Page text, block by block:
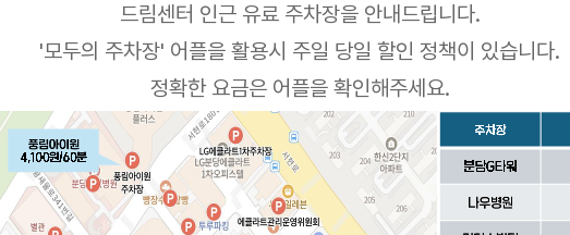
드림센터 인근 유료 주차장을 안내드립니다.
'모두의 주차장' 어플을 활용시 주일 당일 할인 정책이 있습니다.
정확한 요금은 어플을 확인해주세요.